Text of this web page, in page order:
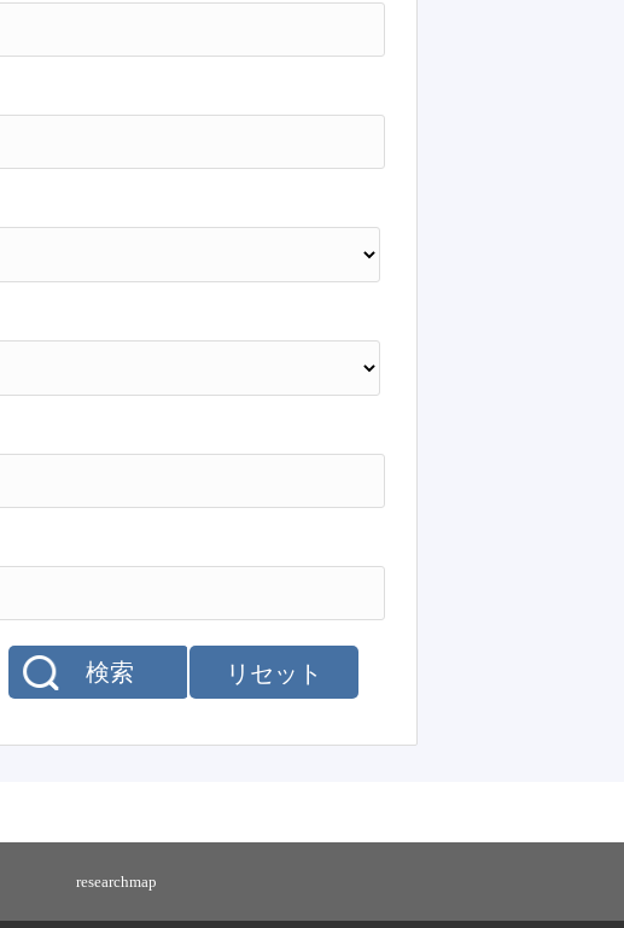
リセット
検索
researchmap